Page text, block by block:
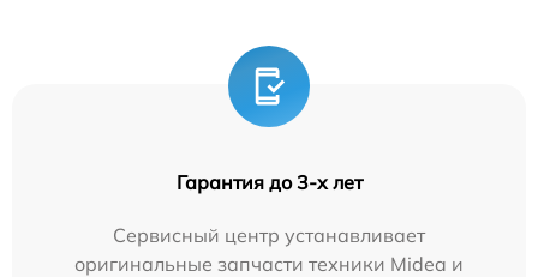
Гарантия до 3-х лет
Сервисный центр устанавливает
оригинальные запчасти техники Midea и